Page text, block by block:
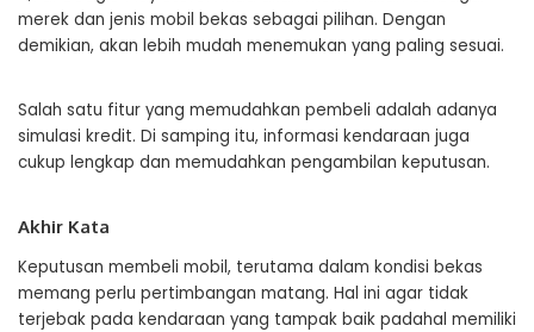
merek dan jenis mobil bekas sebagai pilihan. Dengan
demikian, akan lebih mudah menemukan yang paling sesuai.
Salah satu fitur yang memudahkan pembeli adalah adanya
simulasi kredit. Di samping itu, informasi kendaraan juga
cukup lengkap dan memudahkan pengambilan keputusan.
Akhir Kata
Keputusan membeli mobil, terutama dalam kondisi bekas
memang perlu pertimbangan matang. Hal ini agar tidak
terjebak pada kendaraan yang tampak baik padahal memiliki